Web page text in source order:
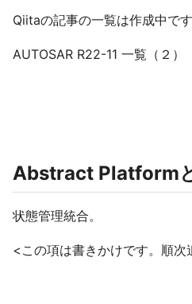
Qiitaの記事の一覧は作成中です
AUTOSAR R22-11 一覧（２）
Abstract Platform
状態管理統合。
<この項は書きかけです。順次